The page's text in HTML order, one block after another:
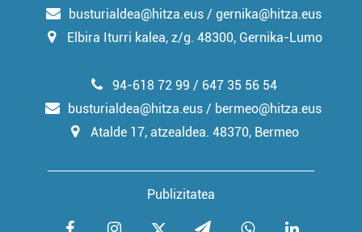
irakurri
busturialdea@hitza.eus / gernika@hitza.eus
Elbira Iturri kalea, z/g. 48300, Gernika-Lumo
Publizitatea
94-618 72 99 / 647 35 56 54
busturialdea@hitza.eus / bermeo@hitza.eus
Atalde 17, atzealdea. 48370, Bermeo